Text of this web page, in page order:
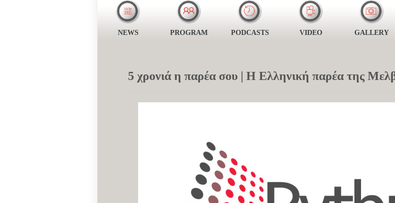
NEWS PROGRAM PODCASTS VIDEO GALLERY
5 χρονιά η παρέα σου | Η Ελληνική παρέα της